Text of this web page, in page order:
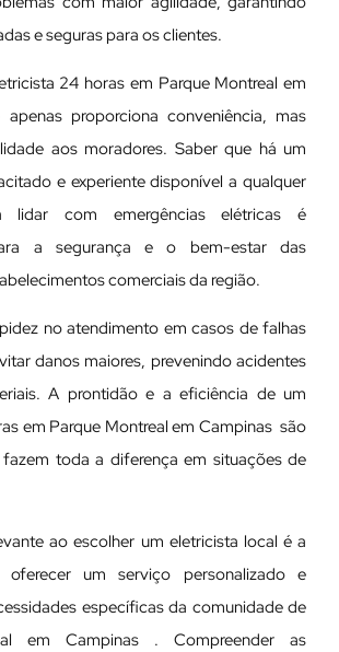
e seguras para os clientes.
24 horas em Parque Montreal em
proporciona conveniência, mas
aos moradores. Saber que há um
e experiente disponível a qualquer
lidar com emergências elétricas é
a segurança e o bem-estar das
comerciais da região.
no atendimento em casos de falhas
danos maiores, prevenindo acidentes
A prontidão e a eficiência de um
em Parque Montreal em Campinas são
toda a diferença em situações de
ao escolher um eletricista local é a
oferecer um serviço personalizado e
específicas da comunidade de
em Campinas . Compreender as